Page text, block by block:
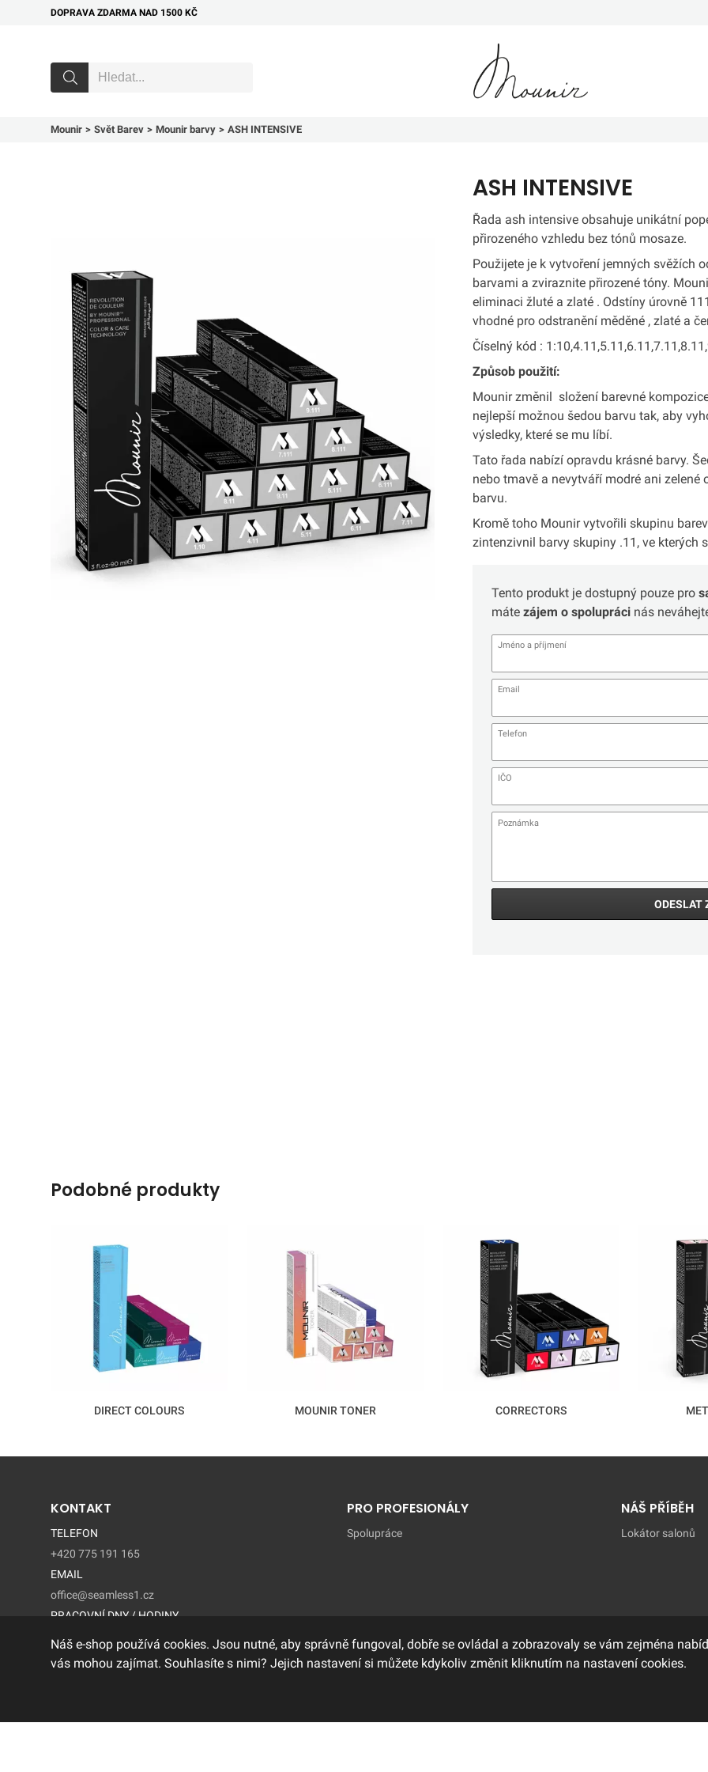
DOPRAVA ZDARMA NAD 1500 KČ
Mounir Svět Barev Mounir barvy ASH INTENSIVE
ASH INTENSIVE
Řada ash intensive obsahuje unikátní
přirozeného vzhledu bez tónů mosaze.
Použijete je k vytvoření jemných svěžích
barvami a zviraznite přirozené tóny.
eliminaci žluté a zlaté . Odstíny úrovně
vhodné pro odstranění měděné , zlaté a
Číselný kód :
Způsob použití:
Mounir změnil složení barevné
nejlepší možnou šedou barvu tak, aby
výsledky, které se mu líbí.
Tato řada nabízí opravdu krásné barvy.
nebo tmavě a nevytváří modré ani
barvu.
Kromě toho Mounir vytvořili skupinu
zintenzivnil barvy skupiny .11, ve kterých
Tento produkt je dostupný pouze pro
mátezájem o spolupráci nás
ODESLAT
podobné produkty
DIRECT COLOURS MOUNIR TONER CORRECTORS
KONTAKT
TELEFON
+420 775 191 165
EMAIL
office@seamless1.cz
PRACOVNÍ DNY / HODINY
PRO PROFESIONÁLY
Spolupráce
NÁŠ PŘÍBĚH
Lokátor salonů
Náš e-shop používá cookies. Jsou nutné, aby správně fungoval, dobře se ovládal a zobrazovaly se vám zejména
vás mohou zajímat. Souhlasíte s nimi? Jejich nastavení si můžete kdykoliv změnit kliknutím na nastavení cookies.